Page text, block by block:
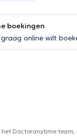
boekingen
online wilt
Doctoranytime